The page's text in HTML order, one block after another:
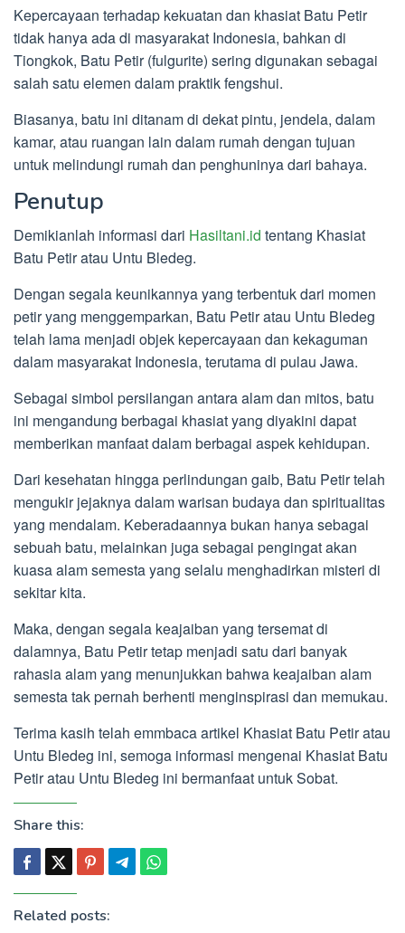
Kepercayaan terhadap kekuatan dan khasiat Batu Petir
tidak hanya ada di masyarakat Indonesia, bahkan di
Tiongkok, Batu Petir (fulgurite) sering digunakan sebagai
salah satu elemen dalam praktik fengshui.
Biasanya, batu ini ditanam di dekat pintu, jendela, dalam
kamar, atau ruangan lain dalam rumah dengan tujuan
untuk melindungi rumah dan penghuninya dari bahaya.
Penutup
Demikianlah informasi dari Hasiltani.id tentang Khasiat
Batu Petir atau Untu Bledeg.
Dengan segala keunikannya yang terbentuk dari momen
petir yang menggemparkan, Batu Petir atau Untu Bledeg
telah lama menjadi objek kepercayaan dan kekaguman
dalam masyarakat Indonesia, terutama di pulau Jawa.
Sebagai simbol persilangan antara alam dan mitos, batu
ini mengandung berbagai khasiat yang diyakini dapat
memberikan manfaat dalam berbagai aspek kehidupan.
Dari kesehatan hingga perlindungan gaib, Batu Petir telah
mengukir jejaknya dalam warisan budaya dan spiritualitas
yang mendalam. Keberadaannya bukan hanya sebagai
sebuah batu, melainkan juga sebagai pengingat akan
kuasa alam semesta yang selalu menghadirkan misteri di
sekitar kita.
Maka, dengan segala keajaiban yang tersemat di
dalamnya, Batu Petir tetap menjadi satu dari banyak
rahasia alam yang menunjukkan bahwa keajaiban alam
semesta tak pernah berhenti menginspirasi dan memukau.
Terima kasih telah emmbaca artikel Khasiat Batu Petir atau
Untu Bledeg ini, semoga informasi mengenai Khasiat Batu
Petir atau Untu Bledeg ini bermanfaat untuk Sobat.
Share this:
Related posts: